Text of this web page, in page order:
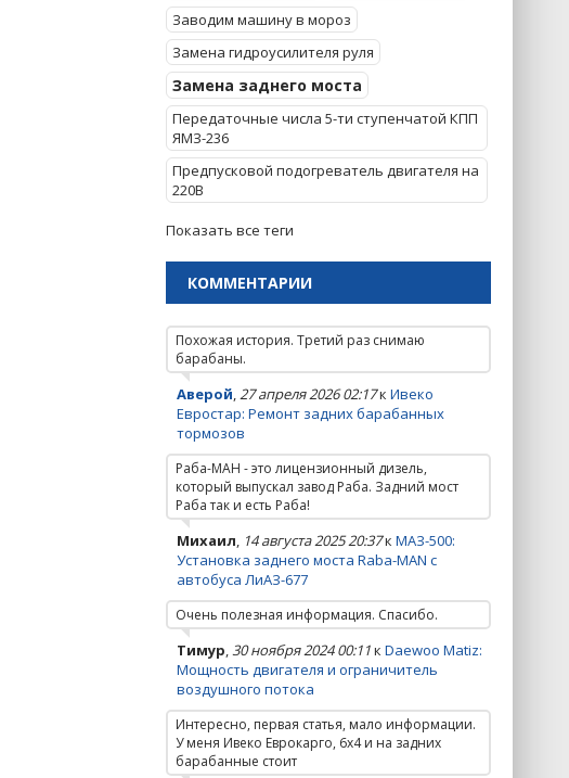
Заводим машину в мороз
Замена гидроусилителя руля
Замена заднего моста
Передаточные числа 5-ти ступенчатой КПП
ЯМЗ-236
Предпусковой подогреватель двигателя на
220В
Показать все теги
КОММЕНТАРИИ
Похожая история. Третий раз снимаю
барабаны.
Аверой,27 апреля 2026 02:17к Ивеко
Евростар: Ремонт задних барабанных
тормозов
Раба-МАН - это лицензионный дизель,
который выпускал завод Раба. Задний мост
Раба так и есть Раба!
Михаил, 14 августа 2025 20:37к МАЗ-500:
Установка заднего моста Raba-MAN с
автобуса ЛиАЗ-677
Очень полезная информация. Спасибо.
Тимур,30 ноября 2024 00:11к Daewoo Matiz:
Мощность двигателя и ограничитель
воздушного потока
Интересно, первая статья, мало информации.
У меня Ивеко Еврокарго, 6х4 и на задних
барабанные стоит